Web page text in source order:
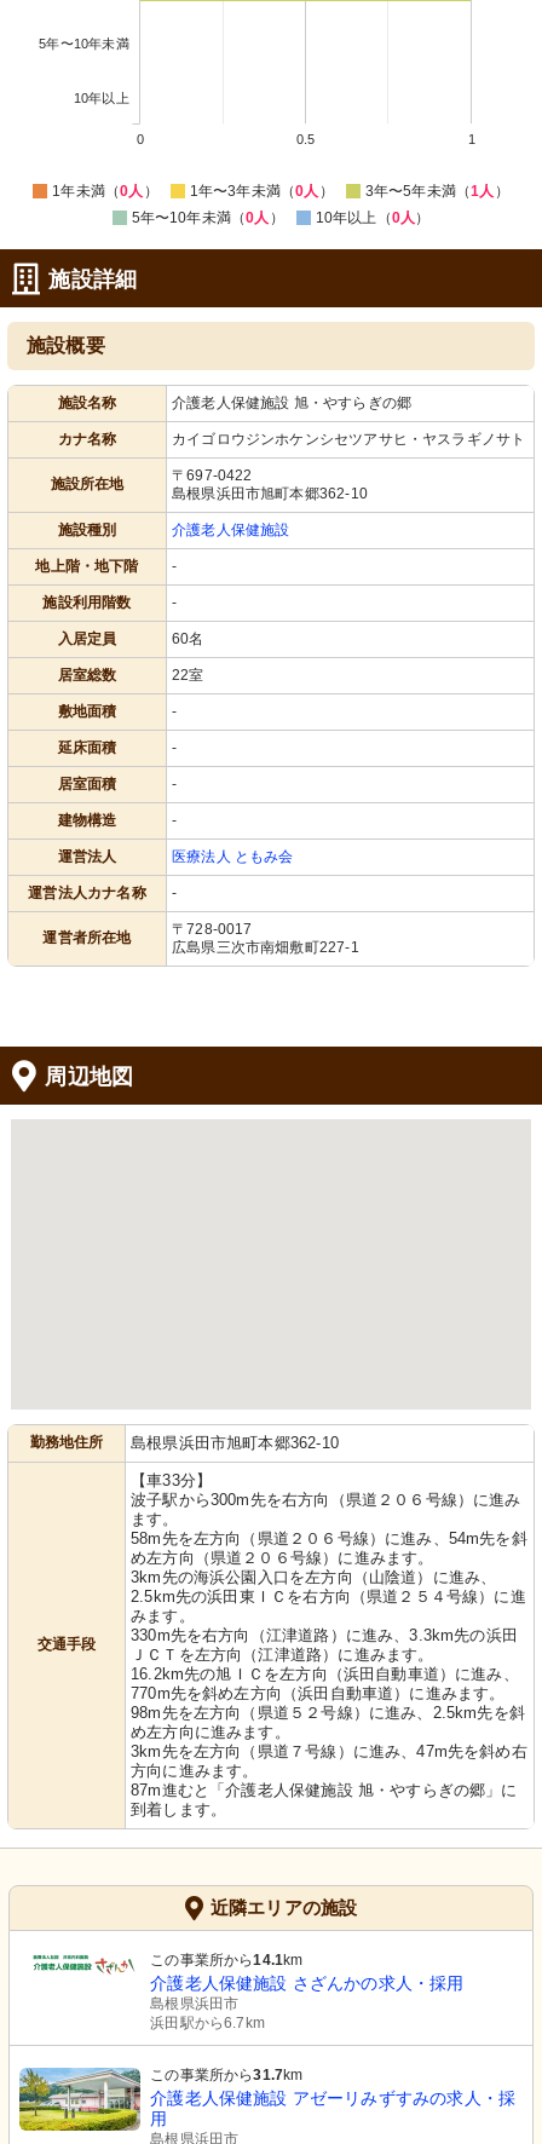
5年〜10年未満
10年以上
0 0.5 1
1年未満（0人 ） 1年〜3年未満（0人 ） 3年〜5年未満（1人 ）
5年〜10年未満（0人 ） 10年以上（0人 ）
施設詳細
施設概要
施設名称 介護老人保健施設 旭・やすらぎの郷
カナ名称 カイゴロウジンホケンシセツアサヒ・ヤスラギノサト
施設所在地
〒697-0422
島根県浜田市旭町本郷362-10
施設種別 介護老人保健施設
地上階・地下階 -
施設利用階数 -
入居定員 60名
居室総数 22室
敷地面積 -
延床面積 -
居室面積 -
建物構造 -
運営法人 医療法人 ともみ会
運営法人カナ名称 -
運営者所在地
〒728-0017
広島県三次市南畑敷町227-1
周辺地図
勤務地住所 島根県浜田市旭町本郷362-10
交通手段
【車33分】
波子駅から300m先を右方向（県道２０６号線）に進み
ます。
58m先を左方向（県道２０６号線）に進み、54m先を斜
め左方向（県道２０６号線）に進みます。
3km先の海浜公園入口を左方向（山陰道）に進み、
2.5km先の浜田東ＩＣを右方向（県道２５４号線）に進
みます。
330m先を右方向（江津道路）に進み、3.3km先の浜田
ＪＣＴを左方向（江津道路）に進みます。
16.2km先の旭ＩＣを左方向（浜田自動車道）に進み、
770m先を斜め左方向（浜田自動車道）に進みます。
98m先を左方向（県道５２号線）に進み、2.5km先を斜
め左方向に進みます。
3km先を左方向（県道７号線）に進み、47m先を斜め右
方向に進みます。
87m進むと「介護老人保健施設 旭・やすらぎの郷」に
到着します。
近隣エリアの施設
この事業所から14.1km
介護老人保健施設 さざんかの求人・採用
島根県浜田市
浜田駅から6.7km
この事業所から31.7km
介護老人保健施設 アゼーリみずすみの求人・採
用
島根県浜田市